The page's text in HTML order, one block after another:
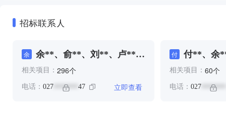
招标联系人
余
余**、俞**、刘**、卢**、
相关项目： 296个
电话： 027 ******* 47 立即查看
付
付**、余
李**、许
相关项目： 60个
电话： 027 *******